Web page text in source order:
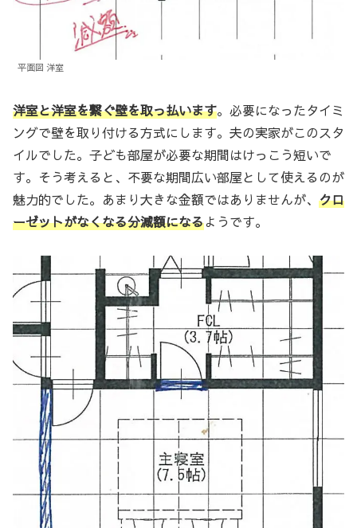
平面図 洋室
洋室と洋室を繋ぐ壁を取っ払います。必要になったタイミ
ングで壁を取り付ける方式にします。夫の実家がこのスタ
イルでした。子ども部屋が必要な期間はけっこう短いで
す。そう考えると、不要な期間広い部屋として使えるのが
魅力的でした。あまり大きな金額ではありませんが、 クロ
ーゼットがなくなる分減額になるようです。